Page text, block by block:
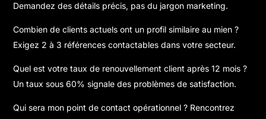
Demandez des détails précis, pas du jargon marketing.
Combien de clients actuels ont un profil similaire au mien ?
Exigez 2 à 3 références contactables dans votre secteur.
Quel est votre taux de renouvellement client après 12 mois ?
Un taux sous 60% signale des problèmes de satisfaction.
Qui sera mon point de contact opérationnel ? Rencontrez